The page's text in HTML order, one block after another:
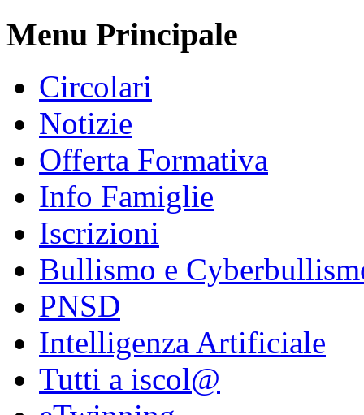
Menu Principale
Circolari
Notizie
Offerta Formativa
Info Famiglie
Iscrizioni
Bullismo e
PNSD
Intelligenza Artificiale
Tutti a iscol@